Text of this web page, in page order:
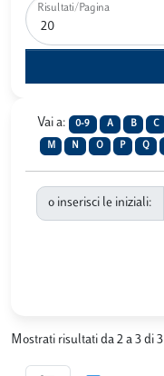
Risultati/Pagina
Vai a: 0-9 A B C
M N O P Q
o inserisci le iniziali:
Mostrati risultati da 2 a 3 di 3